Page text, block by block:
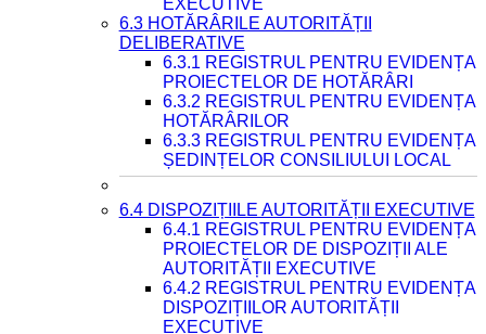
EXECUTIVE
6.3 HOTĂRÂRILE AUTORITĂȚII
DELIBERATIVE
6.3.1 REGISTRUL PENTRU EVIDENȚA
PROIECTELOR DE HOTĂRÂRI
6.3.2 REGISTRUL PENTRU EVIDENȚA
HOTĂRÂRILOR
6.3.3 REGISTRUL PENTRU EVIDENȚA
ȘEDINȚELOR CONSILIULUI LOCAL
6.4 DISPOZIȚIILE AUTORITĂȚII EXECUTIVE
6.4.1 REGISTRUL PENTRU EVIDENȚA
PROIECTELOR DE DISPOZIȚII ALE
AUTORITĂȚII EXECUTIVE
6.4.2 REGISTRUL PENTRU EVIDENȚA
DISPOZIȚIILOR AUTORITĂȚII
EXECUTIVE